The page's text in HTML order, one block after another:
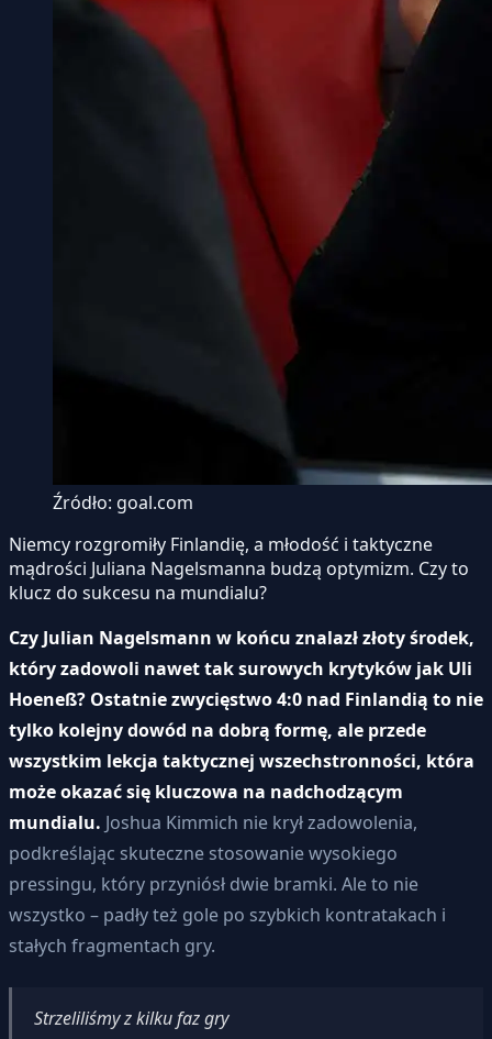
Źródło: goal.com
Niemcy rozgromiły Finlandię, a młodość i taktyczne
mądrości Juliana Nagelsmanna budzą optymizm. Czy to
klucz do sukcesu na mundialu?
Czy Julian Nagelsmann w końcu znalazł złoty środek,
który zadowoli nawet tak surowych krytyków jak Uli
Hoeneß? Ostatnie zwycięstwo 4:0 nad Finlandią to nie
tylko kolejny dowód na dobrą formę, ale przede
wszystkim lekcja taktycznej wszechstronności, która
może okazać się kluczowa na nadchodzącym
mundialu. Joshua Kimmich nie krył zadowolenia,
podkreślając skuteczne stosowanie wysokiego
pressingu, który przyniósł dwie bramki. Ale to nie
wszystko – padły też gole po szybkich kontratakach i
stałych fragmentach gry.
Strzeliliśmy z kilku faz gry